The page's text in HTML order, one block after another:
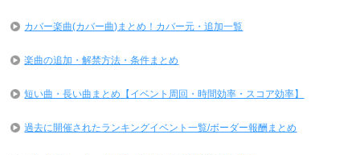
カバー楽曲(カバー曲)まとめ！カバー元・追加一覧
楽曲の追加・解禁方法・条件まとめ
短い曲・長い曲まとめ【イベント周回・時間効率・スコア効率】
過去に開催されたランキングイベント一覧/ボーダー報酬まとめ